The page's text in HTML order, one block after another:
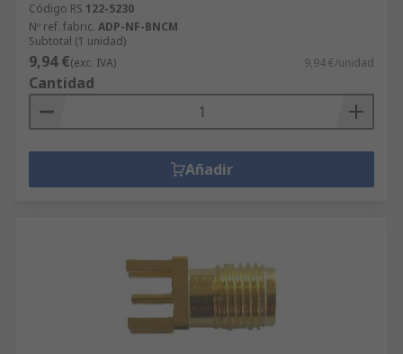
Código RS 122-5230
Nº ref. fabric. ADP-NF-BNCM
Subtotal (1 unidad)
9,94 €(exc. IVA) 9,94 €/unidad
Cantidad
Añadir